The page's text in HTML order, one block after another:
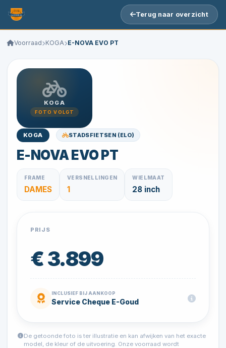
Terug naar overzicht
Voorraad KOGA E-NOVA EVO PT
KOGA
FOTO VOLGT
KOGA STADSFIETSEN (ELO)
E-NOVA EVO PT
FRAME
DAMES
VERSNELLINGEN
1
WIELMAAT
28 inch
PRIJS
€ 3.899
INCLUSIEF BIJ AANKOOP
Service Cheque E-Goud
De getoonde foto is ter illustratie en kan afwijken van het exacte
model, de kleur of de uitvoering. Onze voorraad wordt